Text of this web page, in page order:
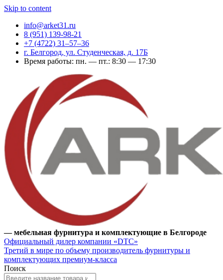
Skip to content
info@arket31.ru
8 (951) 139-98-21
+7 (4722) 31‒57‒36
г. Белгород, ул. Студенческая, д. 17Б
Время работы: пн. — пт.: 8:30 — 17:30
— мебельная фурнитура и комплектующие в Белгороде
Официальный дилер компании «DTC»
Третий в мире по объему производитель фурнитуры и
комплектующих премиум-класса
Поиск